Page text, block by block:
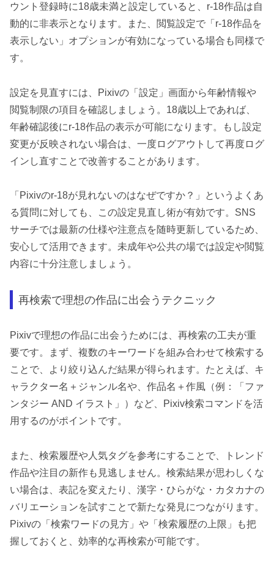
ウント登録時に18歳未満と設定していると、r-18作品は自
動的に非表示となります。また、閲覧設定で「r-18作品を
表示しない」オプションが有効になっている場合も同様で
す。
設定を見直すには、Pixivの「設定」画面から年齢情報や
閲覧制限の項目を確認しましょう。18歳以上であれば、
年齢確認後にr-18作品の表示が可能になります。もし設定
変更が反映されない場合は、一度ログアウトして再度ログ
インし直すことで改善することがあります。
「Pixivのr-18が見れないのはなぜですか？」というよくあ
る質問に対しても、この設定見直し術が有効です。SNS
サーチでは最新の仕様や注意点を随時更新しているため、
安心して活用できます。未成年や公共の場では設定や閲覧
内容に十分注意しましょう。
再検索で理想の作品に出会うテクニック
Pixivで理想の作品に出会うためには、再検索の工夫が重
要です。まず、複数のキーワードを組み合わせて検索する
ことで、より絞り込んだ結果が得られます。たとえば、キ
ャラクター名＋ジャンル名や、作品名＋作風（例：「ファ
ンタジー AND イラスト」）など、Pixiv検索コマンドを活
用するのがポイントです。
また、検索履歴や人気タグを参考にすることで、トレンド
作品や注目の新作も見逃しません。検索結果が思わしくな
い場合は、表記を変えたり、漢字・ひらがな・カタカナの
バリエーションを試すことで新たな発見につながります。
Pixivの「検索ワードの見方」や「検索履歴の上限」も把
握しておくと、効率的な再検索が可能です。